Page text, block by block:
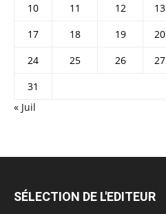
10
11 12 13
17
18 19 20
24
25 26 27
31
« Juil
SÉLECTION DE L'EDITEUR